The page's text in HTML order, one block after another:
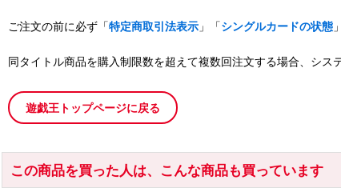
ご注文の前に必ず「特定商取引法表示 」「シングルカードの状態
同タイトル商品を購入制限数を超えて複数回注文する場合、シス
遊戯王トップページに戻る
この商品を買った人は、こんな商品も買っています